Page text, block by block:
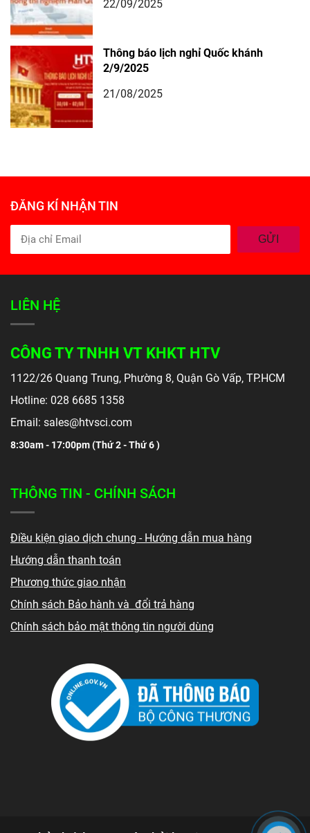
22/09/2025
Thông báo lịch nghỉ Quốc khánh
2/9/2025
21/08/2025
ĐĂNG KÍ NHẬN TIN
GỬI
LIÊN HỆ
CÔNG TY TNHH VT KHKT HTV
1122/26 Quang Trung, Phường 8, Quận Gò Vấp, TP.HCM
Hotline: 028 6685 1358
Email: sales@htvsci.com
8:30am - 17:00pm (Thứ 2 - Thứ 6 )
THÔNG TIN - CHÍNH SÁCH
Điều kiện giao dịch chung - Hướng dẫn mua hàng
Hướng dẫn thanh toán
Phương thức giao nhận
Chính sách Bảo hành và đổi trả hàng
Chính sách bảo mật thông tin người dùng